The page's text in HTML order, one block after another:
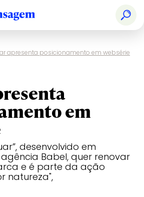
apresenta posicionamento em websérie
em
desenvolvido em
Babel, quer renovar
e é parte da ação
natureza",